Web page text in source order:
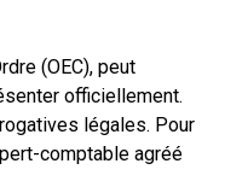
(OEC), peut
officiellement.
légales. Pour
comptable agréé